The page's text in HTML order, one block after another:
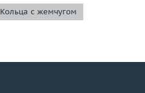
Кольца с жемчугом